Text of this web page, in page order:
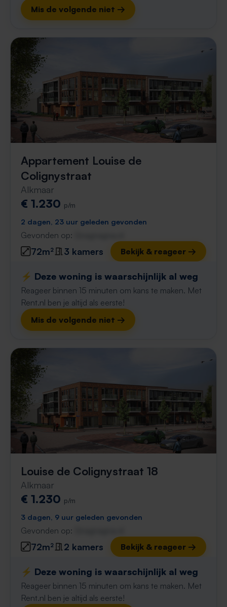
Mis de volgende niet →
Appartement Louise de
Colignystraat
Alkmaar
€ 1.230 p/m
2 dagen, 23 uur geleden gevonden
Gevonden op:
72m² 3 kamers Bekijk & reageer →
⚡️ Deze woning is waarschijnlijk al weg
Reageer binnen 15 minuten om kans te maken. Met
Rent.nl ben je altijd als eerste!
Mis de volgende niet →
Louise de Colignystraat 18
Alkmaar
€ 1.230 p/m
3 dagen, 9 uur geleden gevonden
Gevonden op:
72m² 2 kamers Bekijk & reageer →
⚡️ Deze woning is waarschijnlijk al weg
Reageer binnen 15 minuten om kans te maken. Met
Rent.nl ben je altijd als eerste!